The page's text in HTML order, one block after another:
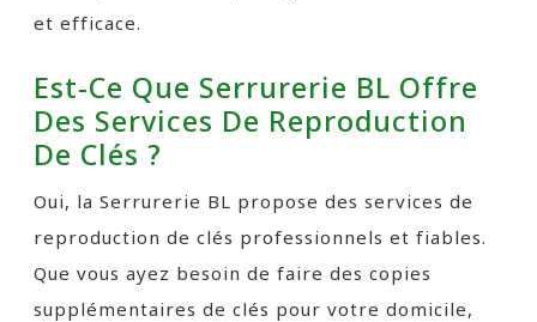
et efficace.
Est-Ce Que Serrurerie BL Offre
Des Services De Reproduction
De Clés ?
Oui, la Serrurerie BL propose des services de
reproduction de clés professionnels et fiables.
Que vous ayez besoin de faire des copies
supplémentaires de clés pour votre domicile,